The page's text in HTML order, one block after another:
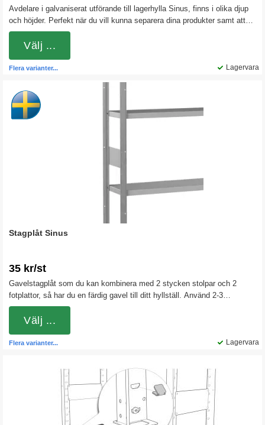
Avdelare i galvaniserat utförande till lagerhylla Sinus, finns i olika djup
och höjder. Perfekt när du vill kunna separera dina produkter samt att
det underlättar vid sortering.
Lagervara
Flera varianter...
Välj ...
Stagplåt Sinus
35 kr/st
Gavelstagplåt som du kan kombinera med 2 stycken stolpar och 2
fotplattor, så har du en färdig gavel till ditt hyllställ. Använd 2-3
stagplåtar. Tänk på att använda samma djup på stagplåten som du har
på ditt hyllplan.
Lagervara
Flera varianter...
Välj ...